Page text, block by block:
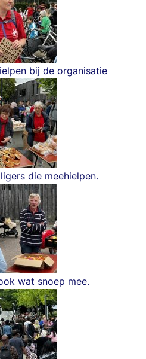
bij de organisatie
die meehielpen.
wat snoep mee.